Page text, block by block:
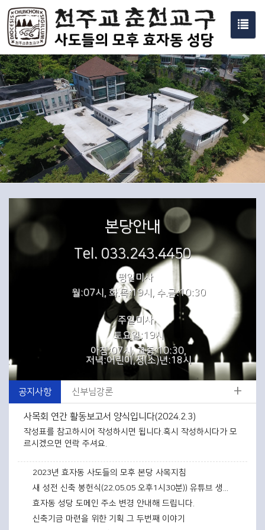
Previous
본당안내
Tel. 033.243.4450
평일미사
월:07시, 화.목:19시, 수.금:10:30
주일미사
토요일:19시
아침:07시, 교중:10:30,
저녁:어린이,청(소)년:18시
공지사항 신부님강론
사목회 연간 활동보고서 양식입니다(2024.2.3)
작성표를 참고하시어 작성하시면 됩니다.혹시 작성하시다가 모
르시겠으면 연락 주셔요.
2023년 효자동 사도들의 모후 본당 사목지침
효자동 성당 도메인 주소 변경 안내해 드립니다.
신축기금 마련을 위한 기획 그 두번째 이야기
+